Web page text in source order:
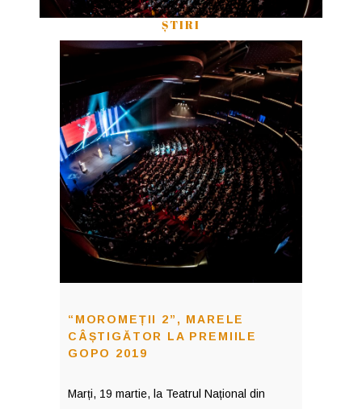
ȘTIRI
“MOROMEȚII 2”, MARELE
CÂȘTIGĂTOR LA PREMIILE
GOPO 2019
Marți, 19 martie, la Teatrul Național din